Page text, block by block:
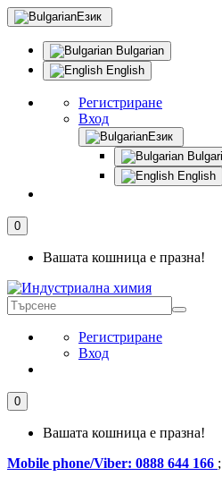
Език
Bulgarian
English
Регистриране
Вход
Език
English
0
Вашата кошница е празна!
Регистриране
Вход
0
Вашата кошница е празна!
Mobile phone/Viber: 0888 644 166 ;